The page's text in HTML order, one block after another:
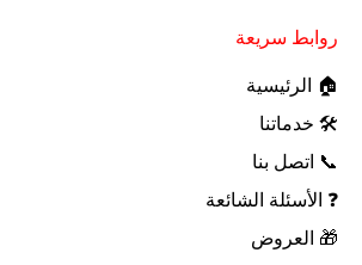
روابط سريعة
🏠 الرئيسية
🛠 خدماتنا
📞 اتصل بنا
❓ الأسئلة الشائعة
🎁 العروض